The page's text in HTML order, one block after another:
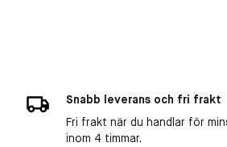
Snabb leverans och fri frakt
Fri frakt när du handlar för
inom 4 timmar.